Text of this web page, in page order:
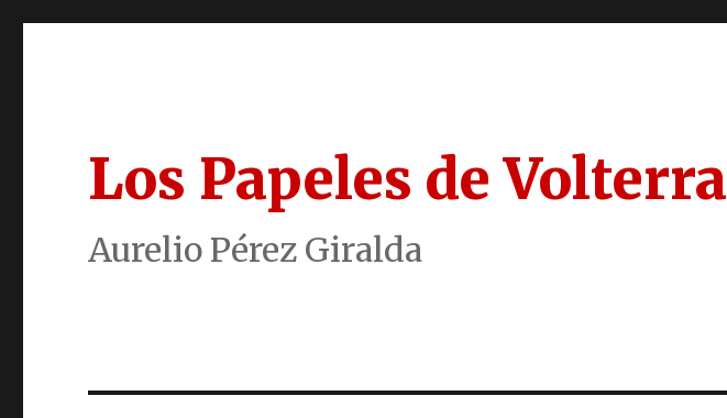
Los Papeles de Volterra
Aurelio Pérez Giralda